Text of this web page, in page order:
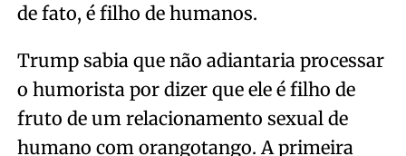
de fato, é filho de humanos.
Trump sabia que não adiantaria processar
o humorista por dizer que ele é filho de
fruto de um relacionamento sexual de
humano com orangotango. A primeira